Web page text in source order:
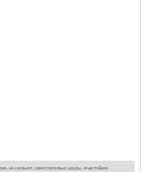
не скользит, самостоятельно шкуры, огнестойкие